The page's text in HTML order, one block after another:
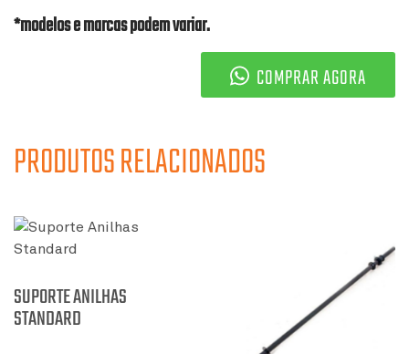
*modelos e marcas podem variar.
COMPRAR AGORA
PRODUTOS RELACIONADOS
SUPORTE ANILHAS
STANDARD